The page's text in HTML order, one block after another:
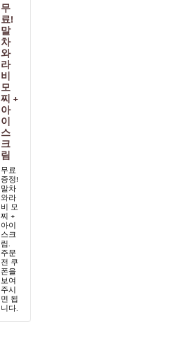
무
료!
말
차
와
라
비
모
찌 +
아
이
스
크
림
무료
증정!
말차
와라
비 모
찌 +
아이
스크
림.
주문
전 쿠
폰을
보여
주시
면 됩
니다.